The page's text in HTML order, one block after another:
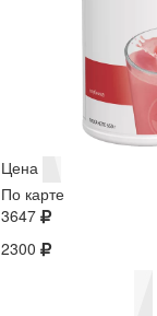
Цена
По карте
3647
2300